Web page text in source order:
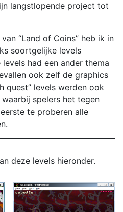
langstlopende project tot
“Land of Coins” heb ik in
soortgelijke levels
had een ander thema
ook zelf de graphics
quest” levels werden ook
spelers het tegen
te proberen alle
deze levels hieronder.